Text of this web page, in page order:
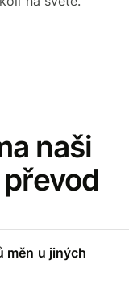
naši
měn u jiných